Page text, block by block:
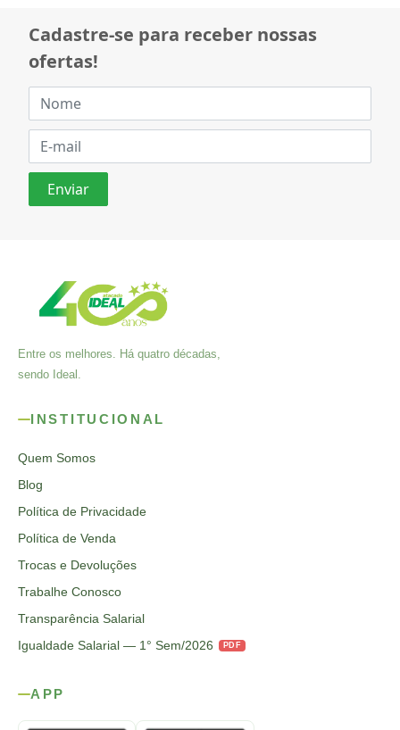
Cadastre-se para receber nossas
ofertas!
Entre os melhores. Há quatro décadas,
sendo Ideal.
INSTITUCIONAL
Quem Somos
Blog
Política de Privacidade
Política de Venda
Trocas e Devoluções
Trabalhe Conosco
Transparência Salarial
Igualdade Salarial — 1° Sem/2026
PDF
APP